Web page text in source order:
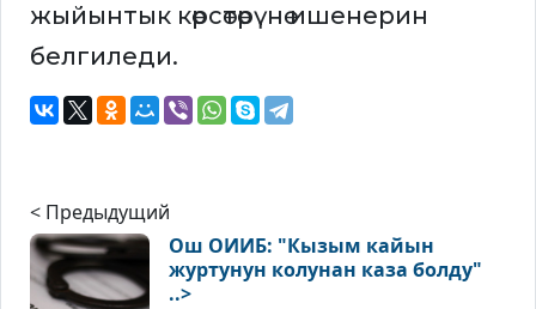
жыйынтык көрсөтөрүнө ишенерин
белгиледи.
< Предыдущий
Ош ОИИБ: "Кызым кайын
журтунун колунан каза болду"
..>